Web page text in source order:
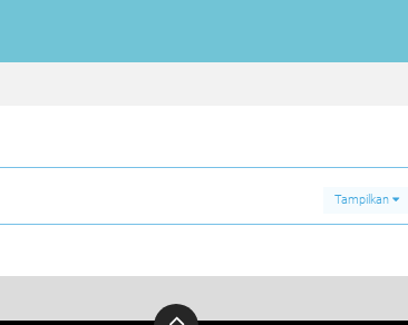
Tampilkan